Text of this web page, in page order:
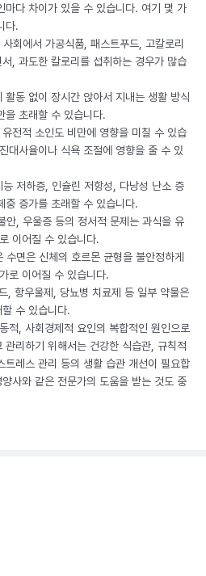
마다 차이가 있을 수 있습니다. 여기 몇 가
다.
회에서 가공식품, 패스트푸드, 고칼로리
, 과도한 칼로리를 섭취하는 경우가 많습
동 없이 장시간 앉아서 지내는 생활 방식
을 초래할 수 있습니다.
전적 소인도 비만에 영향을 미칠 수 있습
대사율이나 식욕 조절에 영향을 줄 수 있
저하증, 인슐린 저항성, 다낭성 난소 증
중 증가를 초래할 수 있습니다.
, 우울증 등의 정서적 문제는 과식을 유
이어질 수 있습니다.
면은 신체의 호르몬 균형을 불안정하게
로 이어질 수 있습니다.
, 항우울제, 당뇨병 치료제 등 일부 약물은
수 있습니다.
적, 사회경제적 요인의 복합적인 원인으로
관리하기 위해서는 건강한 식습관, 규칙적
트레스 관리 등의 생활 습관 개선이 필요합
사와 같은 전문가의 도움을 받는 것도 중